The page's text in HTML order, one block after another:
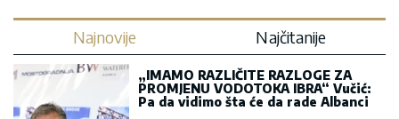
Najnovije Najčitanije
„IMAMO RAZLIČITE RAZLOGE ZA
PROMJENU VODOTOKA IBRA“ Vučić:
Pa da vidimo šta će da rade Albanci